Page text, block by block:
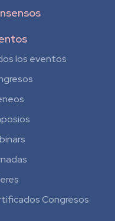
los eventos
Congresos